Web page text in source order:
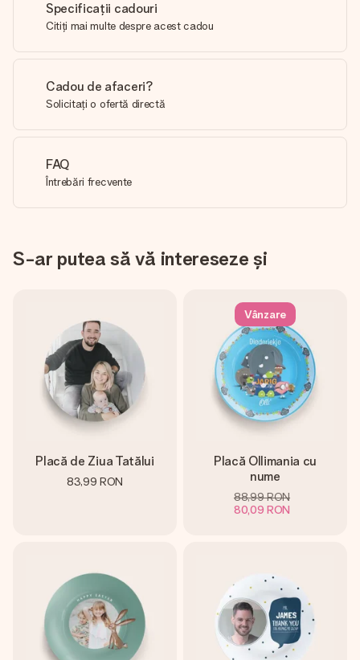
Specificații cadouri
Citiți mai multe despre acest cadou
Cadou de afaceri?
Solicitați o ofertă directă
FAQ
Întrebări frecvente
S-ar putea să vă intereseze și
Placă de Ziua Tatălui
83,99 RON
Vânzare
Placă Ollimania cu
nume
88,99 RON
80,09 RON